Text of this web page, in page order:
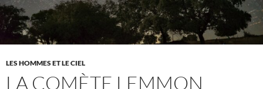
LES HOMMES ET LE CIEL
LA COMÈTE LEMMON